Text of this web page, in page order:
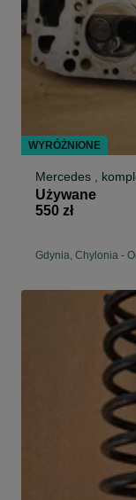
Mercedes ,
Używane
550 zł
Gdynia, Chylonia -
WYRÓŻNIONE